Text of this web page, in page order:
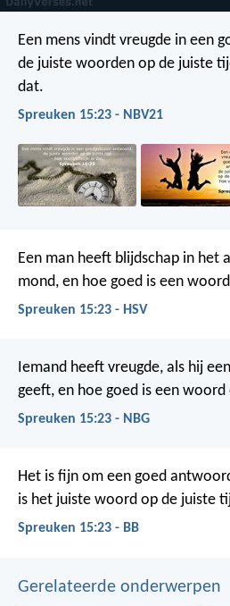
Een mens vindt vreugde in een
de juiste woorden op de juiste
dat.
Spreuken 15:23 - NBV21
Een man heeft blijdschap in het
mond, en hoe goed is een
Spreuken 15:23 - HSV
Iemand heeft vreugde, als hij
geeft, en hoe goed is een
Spreuken 15:23 - NBG
Het is fijn om een goed
is het juiste woord op de juiste
Spreuken 15:23 - BB
Gerelateerde onderwerpen